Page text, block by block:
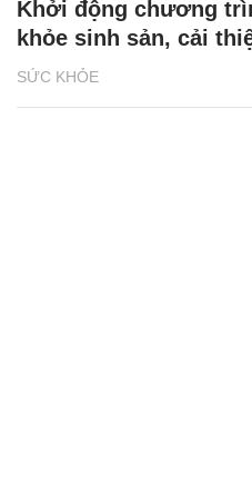
SỨC KHỎE
Khởi động chương
khỏe sinh sản, cải